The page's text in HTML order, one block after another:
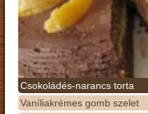
Csokoládés-narancs torta
Vaníliakrémes gomb szelet